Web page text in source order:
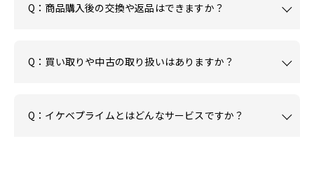
Q：商品購入後の交換や返品はできますか？
Q：買い取りや中古の取り扱いはありますか？
Q：イケベプライムとはどんなサービスですか？